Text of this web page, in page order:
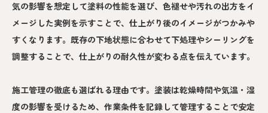
気の影響を想定して塗料の性能を選び、色褪せや汚れの出方をイ
メージした実例を示すことで、仕上がり後のイメージがつかみや
すくなります。既存の下地状態に合わせて下処理やシーリングを
調整することで、仕上がりの耐久性が変わる点を伝えています。
施工管理の徹底も選ばれる理由です。塗装は乾燥時間や気温・湿
度の影響を受けるため、作業条件を記録して管理することで安定